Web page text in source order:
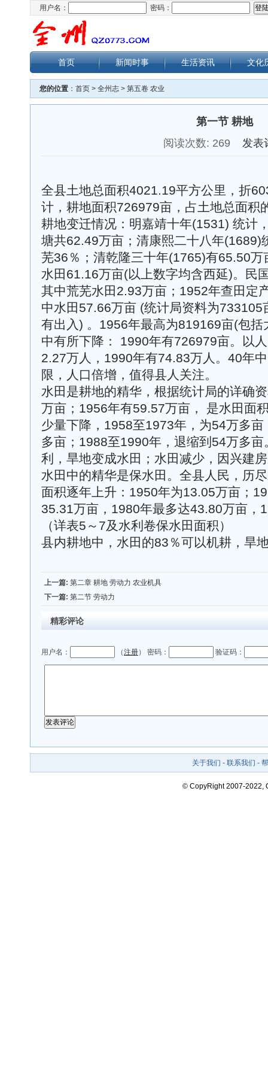
用户名： 密码：
首页 新闻时事 生活资讯 文化
您的位置 ： 首页 > 全州志 > 第五卷 农业
第一节 耕地
阅读次数: 269 发表
全县土地总面积4021.19平方公里，折
计，耕地面积726979亩，占土地总面积
耕地变迁情况：明嘉靖十年(1531) 统计
塘共62.49万亩；清康熙二十八年(1689)
芜36％；清乾隆三十年(1765)有65.50
水田61.16万亩(以上数字均含西延)。民
其中荒芜水田2.93万亩；1952年查田定
中水田57.66万亩 (统计局资料为
有出入) 。1956年最高为819169亩(包
中有所下降： 1990年有726979亩。以
2.27万人，1990年有74.83万人。40年
限，人口倍增，值得县人关注。
水田是耕地的精华，根据统计局的详确
万亩；1956年有59.57万亩， 是水田面
少量下降，1958至1973年，为54万多
多亩；1988至1990年，退缩到54万多
利，旱地变成水田；水田减少，因兴建
水田中的精华是保水田。全县人民，历
面积逐年上升：1950年为13.05万亩；
35.31万亩，1980年最多达43.80万亩，
（详表5～7及水利卷保水田面积）
县内耕地中，水田的83％可以机耕，旱
上一篇: 第二章 耕地 劳动力 农业机具
下一篇: 第二节 劳动力
精彩评论
用户名： （注册） 密码： 验证码：
关于我们 - 联系我们 -
© CopyRight 2007-2022,